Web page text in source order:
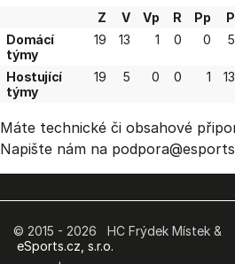
Z V Vp R Pp P
Domácí
týmy
19 13 1 0 0 5
Hostující
týmy
19 5 0 0 1 13
Máte technické či obsahové
Napište nám na podpora
© 2015 - 2026 HC Frýdek Místek &
eSports.cz, s.r.o.